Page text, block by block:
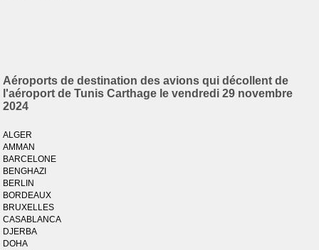
Aéroports de destination des avions qui décollent de
l'aéroport de Tunis Carthage le vendredi 29 novembre
2024
ALGER
AMMAN
BARCELONE
BENGHAZI
BERLIN
BORDEAUX
BRUXELLES
CASABLANCA
DJERBA
DOHA